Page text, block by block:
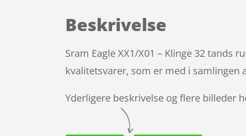
Beskrivelse
Sram Eagle XX1/X01 – Klinge 32 tands
kvalitetsvarer, som er med i samlingen
Yderligere beskrivelse og flere billeder